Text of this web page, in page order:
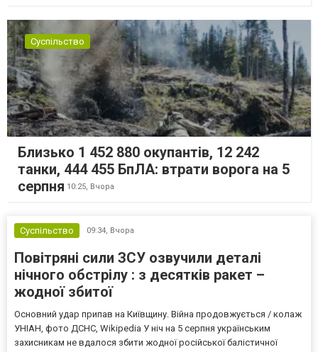
Суспільство
Близько 1 452 880 окупантів, 12 242
танки, 444 455 БпЛА: втрати ворога на 5
серпня 10:25, Вчора
Суспільство 09:34, Вчора
Повітряні сили ЗСУ озвучили деталі
нічного обстрілу : з десятків ракет –
жодної збитої
Основний удар припав на Київщину. Війна продовжується / колаж
УНІАН, фото ДСНС, Wikipedia У ніч на 5 серпня українським
захисникам не вдалося збити жодної російської балістичної